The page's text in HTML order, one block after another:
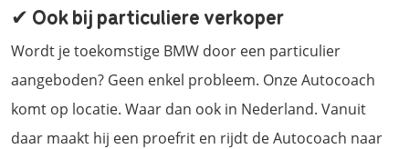
✔ Ook bij particuliere verkoper
Wordt je toekomstige BMW door een particulier
aangeboden? Geen enkel probleem. Onze Autocoach
komt op locatie. Waar dan ook in Nederland. Vanuit
daar maakt hij een proefrit en rijdt de Autocoach naar